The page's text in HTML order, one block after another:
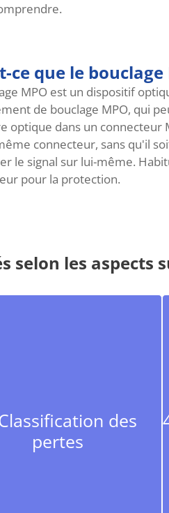
ce que le bouclage
MPO est un dispositif
de bouclage MPO, qui
optique dans un
connecteur, sans qu'il
le signal sur lui-même.
pour la protection.
selon les aspects
des
pertes